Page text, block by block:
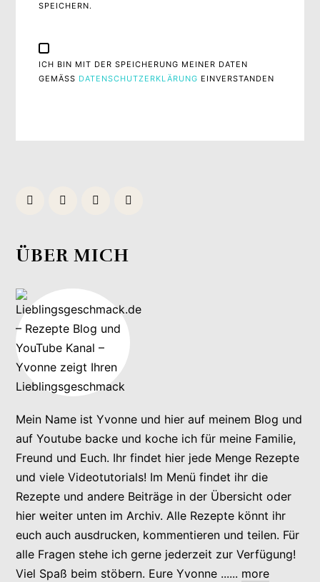
SPEICHERN.
ICH BIN MIT DER SPEICHERUNG MEINER DATEN
GEMÄSS DATENSCHUTZERKLÄRUNG EINVERSTANDEN
ÜBER MICH
Mein Name ist Yvonne und hier auf meinem Blog und
auf Youtube backe und koche ich für meine Familie,
Freund und Euch. Ihr findet hier jede Menge Rezepte
und viele Videotutorials! Im Menü findet ihr die
Rezepte und andere Beiträge in der Übersicht oder
hier weiter unten im Archiv. Alle Rezepte könnt ihr
euch auch ausdrucken, kommentieren und teilen. Für
alle Fragen stehe ich gerne jederzeit zur Verfügung!
Viel Spaß beim stöbern. Eure Yvonne ...... more